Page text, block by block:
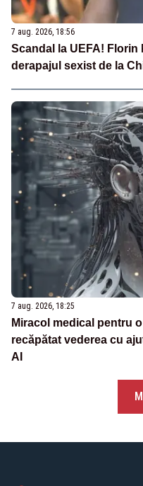
7 aug. 2026, 18:56
Scandal la UEFA! Florin
derapajul sexist de la
7 aug. 2026, 18:25
Miracol medical pentru
recăpătat vederea cu
AI